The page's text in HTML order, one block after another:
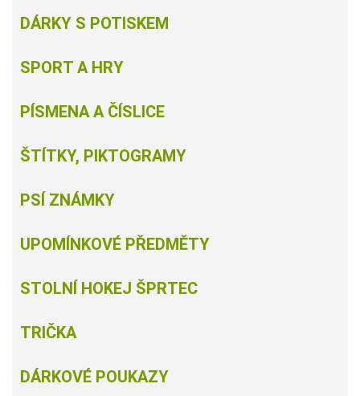
DÁRKY S POTISKEM
SPORT A HRY
PÍSMENA A ČÍSLICE
ŠTÍTKY, PIKTOGRAMY
PSÍ ZNÁMKY
UPOMÍNKOVÉ PŘEDMĚTY
STOLNÍ HOKEJ ŠPRTEC
TRIČKA
DÁRKOVÉ POUKAZY